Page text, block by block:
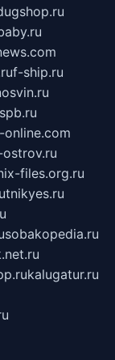
f-ship.ru
files.org.ru
sobakopedia.ru
kalugatur.ru